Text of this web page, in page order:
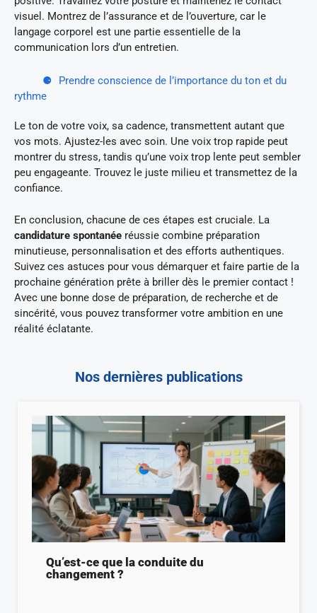
visuel. Montrez de l’assurance et de l’ouverture, car le
langage corporel est une partie essentielle de la
communication lors d’un entretien.
Prendre conscience de l’importance du ton et du
rythme
Le ton de votre voix, sa cadence, transmettent autant que
vos mots. Ajustez-les avec soin. Une voix trop rapide peut
montrer du stress, tandis qu’une voix trop lente peut sembler
peu engageante. Trouvez le juste milieu et transmettez de la
confiance.
En conclusion, chacune de ces étapes est cruciale. La
candidature spontanée réussie combine préparation
minutieuse, personnalisation et des efforts authentiques.
Suivez ces astuces pour vous démarquer et faire partie de la
prochaine génération prête à briller dès le premier contact !
Avec une bonne dose de préparation, de recherche et de
sincérité, vous pouvez transformer votre ambition en une
réalité éclatante.
Nos dernières publications
Qu’est-ce que la conduite du
changement ?